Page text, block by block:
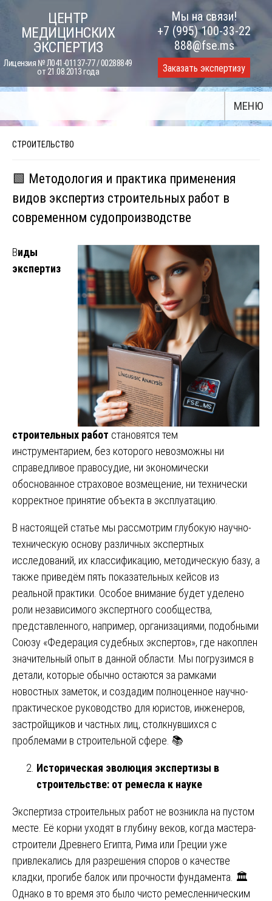
content
ЦЕНТР
МЕДИЦИНСКИХ
ЭКСПЕРТИЗ
Лицензия № Л041-01137-77 / 00288849
от 21.08.2013 года
Мы на связи!
+7 (995) 100-33-22
888@fse.ms
Заказать экспертизу
МЕНЮ
СТРОИТЕЛЬСТВО
🟩 Методология и практика применения
видов экспертиз строительных работ в
современном судопроизводстве
Виды
экспертиз
строительных работ становятся тем
инструментарием, без которого невозможны ни
справедливое правосудие, ни экономически
обоснованное страховое возмещение, ни технически
корректное принятие объекта в эксплуатацию.
В настоящей статье мы рассмотрим глубокую научно-
техническую основу различных экспертных
исследований, их классификацию, методическую базу, а
также приведём пять показательных кейсов из
реальной практики. Особое внимание будет уделено
роли независимого экспертного сообщества,
представленного, например, организациями, подобными
Союзу «Федерация судебных экспертов», где накоплен
значительный опыт в данной области. Мы погрузимся в
детали, которые обычно остаются за рамками
новостных заметок, и создадим полноценное научно-
практическое руководство для юристов, инженеров,
застройщиков и частных лиц, столкнувшихся с
проблемами в строительной сфере. 📚
Историческая эволюция экспертизы в
строительстве: от ремесла к науке
Экспертиза строительных работ не возникла на пустом
месте. Её корни уходят в глубину веков, когда мастера-
строители Древнего Египта, Рима или Греции уже
привлекались для разрешения споров о качестве
кладки, прогибе балок или прочности фундамента. 🏛️
Однако в то время это было чисто ремесленническим